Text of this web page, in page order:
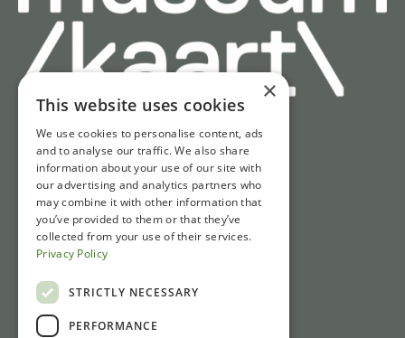
Schnell zu
Öffnungszeiten
Wegbeschreibung und Parken
Nachrichten
Kontakt
×
This website uses cookies
We use cookies to personalise content, ads
and to analyse our traffic. We also share
information about your use of our site with
our advertising and analytics partners who
may combine it with other information that
you’ve provided to them or that they’ve
collected from your use of their services.
Privacy Policy
STRICTLY NECESSARY
PERFORMANCE